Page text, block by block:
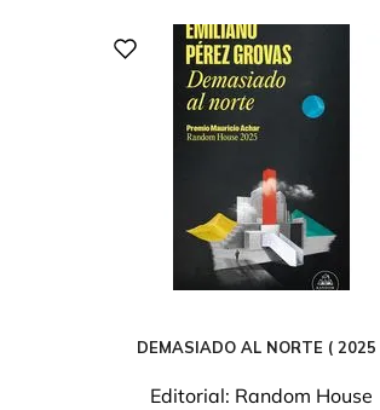
DEMASIADO AL NORTE ( 2025
Editorial: Random House